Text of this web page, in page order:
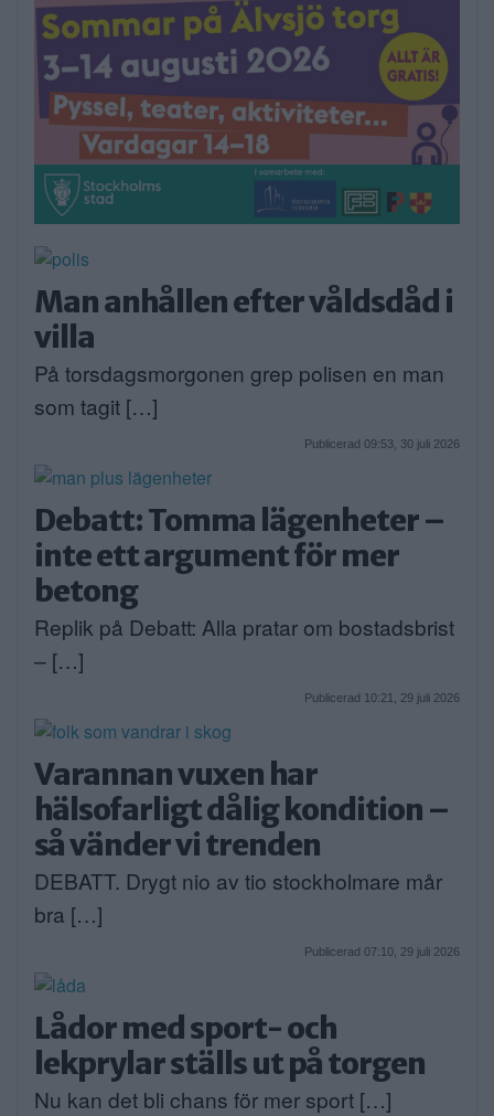
Man anhållen efter våldsdåd i
villa
På torsdagsmorgonen grep polisen en man
som tagit […]
Publicerad 09:53, 30 juli 2026
Debatt: Tomma lägenheter –
inte ett argument för mer
betong
Replik på Debatt: Alla pratar om bostadsbrist
– […]
Publicerad 10:21, 29 juli 2026
Varannan vuxen har
hälsofarligt dålig kondition –
så vänder vi trenden
DEBATT. Drygt nio av tio stockholmare mår
bra […]
Publicerad 07:10, 29 juli 2026
Lådor med sport- och
lekprylar ställs ut på torgen
Nu kan det bli chans för mer sport […]